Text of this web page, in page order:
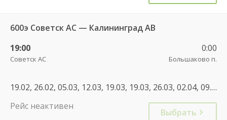
600э Советск АС — Калининград АВ
19:00
Советск АС
0:00
Большаково п.
19.02, 26.02, 05.03, 12.03, 19.03, 19.03, 26.03, 02.04, 09.04, 16.04, 23.04, 01.05, 09.05, 14.05, 21.05, 28.05, 04.06, 12.06, 18.06, 25.06, 02.07, 16.07, 23.07, 20.08, 17.09, 22.09, 24.09, 01.10, 08.10, 15.10, 22.10, 29.10, 06.11, 03.11, 12.11, 17.11, 19.11, 26.11, 03.12, 10.12, 17.12, 24.12, 14.01, 21.01, 28.01, 04.02, 11.02, 18.02, 22.02, 25.02, 03.03, 10.03, 07.03, 17.03, 24.03, 31.03, 07.04, 14.04, 21.04, 01.05, 05.05, 12.05, 19.05, 26.05, 02.06, 09.06, 16.06, 23.06, 30.06, 07.07, 14.07, 21.07, 28.07, 04.08, 11.08, 18.08, 25.08, 01.09, 08.09, 15.09, 22.09, 29.09, 06.10, 13.10, 20.10, 27.10, 04.11, 10.11, 17.11, 24.11, 01.12, 08.12, 15.12, 22.12
Рейс неактивен
Выбрать